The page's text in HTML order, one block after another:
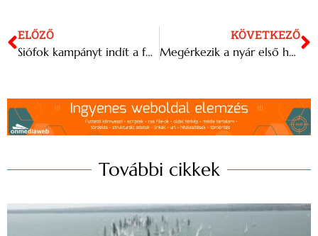
ELŐZŐ
Siófok kampányt indít a felelős szórakozásért
KÖVETKEZŐ
Megérkezik a nyár első hőhulláma a jövő héten
További cikkek